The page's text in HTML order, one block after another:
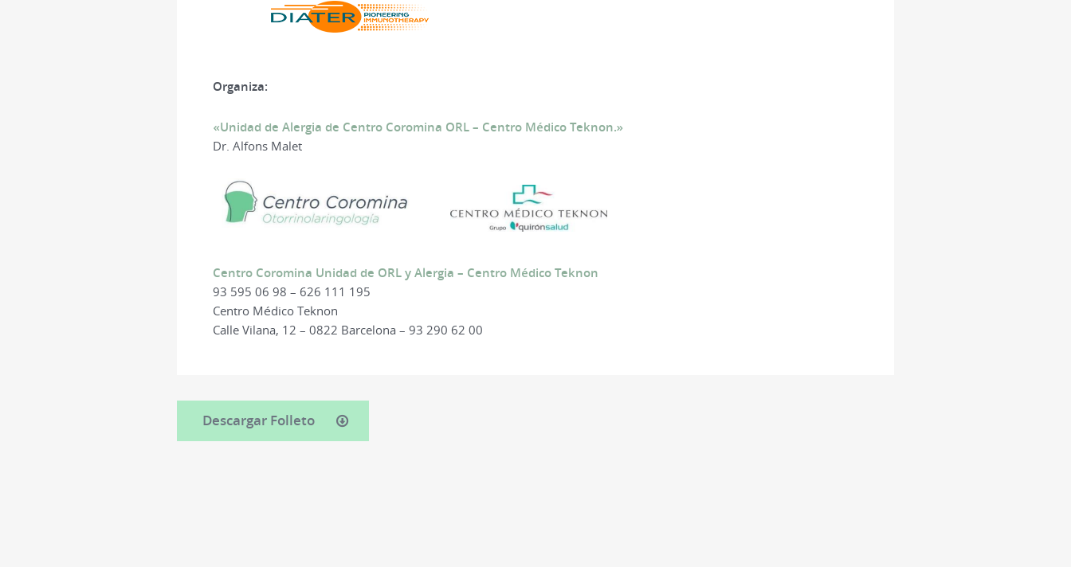
Organiza:
«Unidad de Alergia de Centro Coromina ORL – Centro Médico Teknon.»
Dr. Alfons Malet
Centro Coromina Unidad de ORL y Alergia – Centro Médico Teknon
93 595 06 98 – 626 111 195
Centro Médico Teknon
Calle Vilana, 12 – 0822 Barcelona – 93 290 62 00
Descargar Folleto